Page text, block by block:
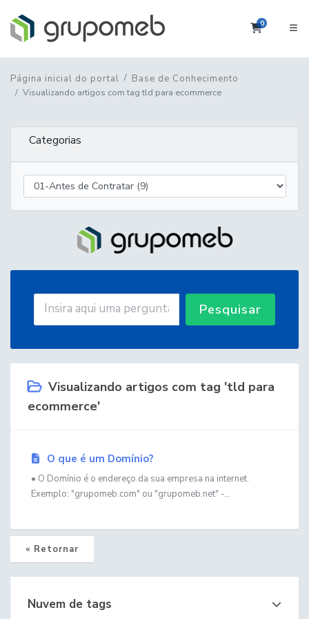
0Carrinho
Página inicial do portal Base de Conhecimento
Visualizando artigos com tag tld para ecommerce
Categorias
Pesquisar
Visualizando artigos com tag 'tld para
ecommerce'
O que é um Domínio?
• O Domínio é o endereço da sua empresa na internet.
Exemplo: "grupomeb.com" ou "grupomeb.net" -...
« Retornar
Nuvem de tags